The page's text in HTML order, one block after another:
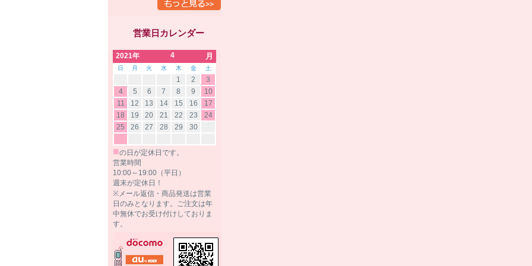
営業日カレンダー
2021年 4 月
日 月 火 水 木 金 土
1 2
3
4
5 6 7 8 9
10
11
12 13 14 15 16
17
18
19 20 21 22 23
24
25
26 27 28 29 30
■の日が定休日です。
営業時間
10:00～19:00（平日）
週末が定休日！
※メール返信・商品発送は営業
日のみとなります。ご注文は年
中無休でお受け付けしておりま
す。